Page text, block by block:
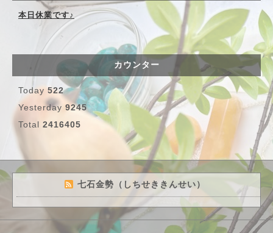
本日休業です♪
カウンター
Today 522
Yesterday 9245
Total 2416405
七石金勢（しちせききんせい）